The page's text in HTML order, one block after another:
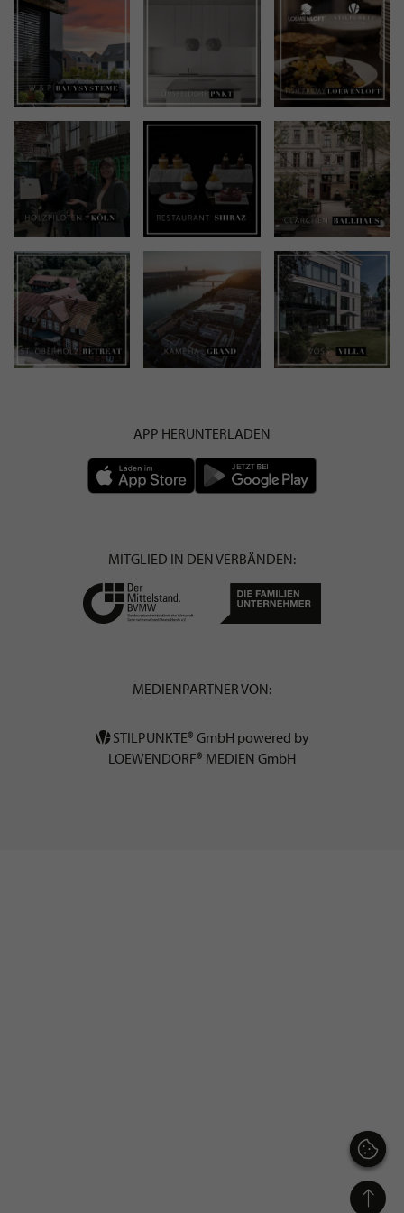
APP HERUNTERLADEN
MITGLIED IN DEN VERBÄNDEN:
MEDIENPARTNER VON:
STILPUNKTE® GmbH powered by
LOEWENDORF® MEDIEN GmbH